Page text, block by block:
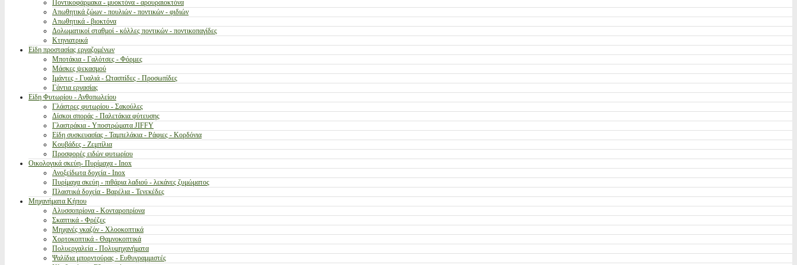
Ποντικοφάρμακα - μυοκτόνα - αρουραιοκτόνα
Απωθητικά ζώων - πουλιών - ποντικών - φιδιών
Απωθητικά - βιοκτόνα
Δολωματικοί σταθμοί - κόλλες ποντικών - ποντικοπαγίδες
Κτηνιατρικά
Είδη προστασίας εργαζομένων
Μποτάκια - Γαλότσες - Φόρμες
Μάσκες ψεκασμού
Ιμάντες - Γυαλιά - Ωτασπίδες - Προσωπίδες
Γάντια εργασίας
Είδη Φυτωρίου - Ανθοπωλείου
Γλάστρες φυτωρίου - Σακούλες
Δίσκοι σποράς - Παλετάκια φύτευσης
Γλαστράκια - Υποστρώματα JIFFY
Είδη συσκευασίας - Ταμπελάκια - Ράφιες - Κορδόνια
Κουβάδες - Ζεμπίλια
Προσφορές ειδών φυτωρίου
Οικολογικά σκεύη- Πυρίμαχα - Inox
Ανοξείδωτα δοχεία - Inox
Πυρίμαχα σκεύη - πιθάρια λαδιού - λεκάνες ζυμώματος
Πλαστικά δοχεία - Βαρέλια - Τενεκέδες
Μηχανήματα Κήπου
Αλυσσοπρίονα - Κονταροπρίονα
Σκαπτικά - Φρέζες
Μηχανές γκαζόν - Χλοοκοπτικά
Χορτοκοπτικά - Θαμνοκοπτικά
Πολυεργαλεία - Πολυμηχανήματα
Ψαλίδια μπορντούρας - Ευθυγραμμιστές